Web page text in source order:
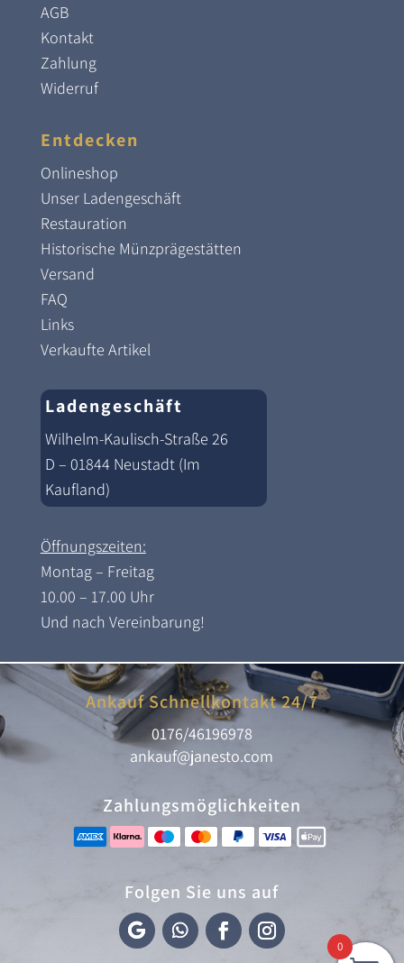
AGB
Kontakt
Zahlung
Widerruf
Entdecken
Onlineshop
Unser Ladengeschäft
Restauration
Historische Münzprägestätten
Versand
FAQ
Links
Verkaufte Artikel
Ladengeschäft
Wilhelm-Kaulisch-Straße 26
D – 01844 Neustadt (Im
Kaufland)
Öffnungszeiten:
Montag – Freitag
10.00 – 17.00 Uhr
Und nach Vereinbarung!
Ankauf Schnellkontakt 24/7
0176/46196978
ankauf@janesto.com
Zahlungsmöglichkeiten
Folgen Sie uns auf
0